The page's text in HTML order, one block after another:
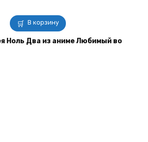
В корзину
Ноль Два из аниме Любимый во